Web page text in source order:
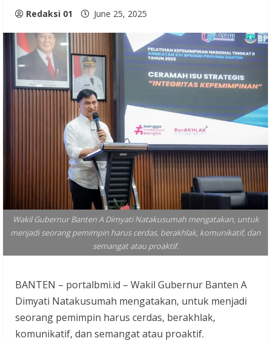
Redaksi 01 June 25, 2025
Wakil Gubernur Banten A Dimyati Natakusumah mengatakan, untuk
menjadi seorang pemimpin harus cerdas, berakhlak, komunikatif, dan
semangat atau proaktif.
BANTEN – portalbmi.id – Wakil Gubernur Banten A
Dimyati Natakusumah mengatakan, untuk menjadi
seorang pemimpin harus cerdas, berakhlak,
komunikatif, dan semangat atau proaktif.